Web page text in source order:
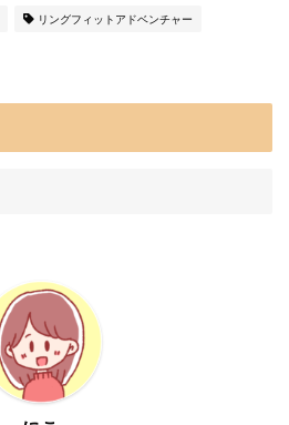
リングフィットアドベンチャー